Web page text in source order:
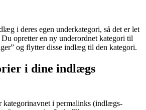
i deres egen underkategori, så det er let
opretter en ny underordnet kategori til
og flytter disse indlæg til den kategori.
i dine indlægs
kategorinavnet i permalinks (indlægs-